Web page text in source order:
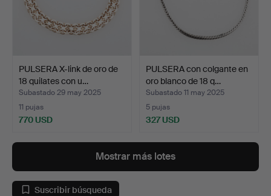
PULSERA X-link de oro de
18 quilates con u…
Subastado 29 may 2025
11 pujas
770 USD
PULSERA con colgante en
oro blanco de 18 q…
Subastado 11 may 2025
5 pujas
327 USD
Mostrar más lotes
Suscribir búsqueda